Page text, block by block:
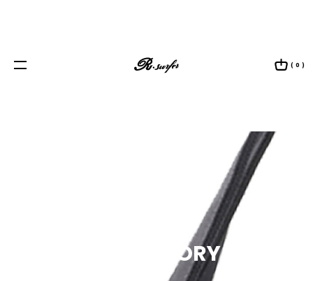
( 0 )
ACCESSORY